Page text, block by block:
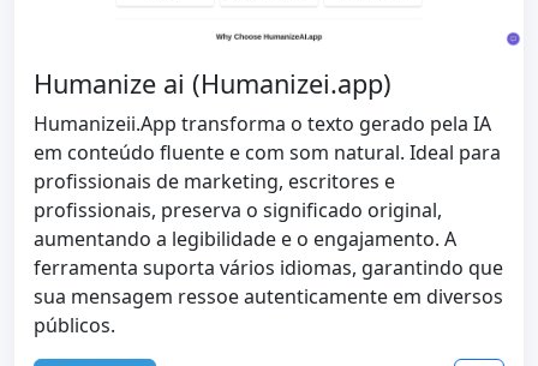
Humanize ai (Humanizei.app)
Humanizeii.App transforma o texto gerado pela IA
em conteúdo fluente e com som natural. Ideal para
profissionais de marketing, escritores e
profissionais, preserva o significado original,
aumentando a legibilidade e o engajamento. A
ferramenta suporta vários idiomas, garantindo que
sua mensagem ressoe autenticamente em diversos
públicos.